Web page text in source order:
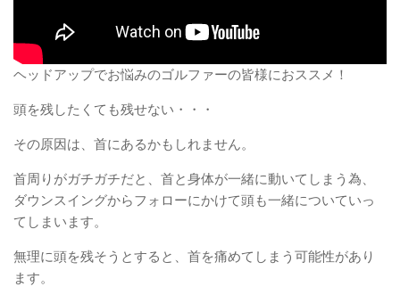
ヘッドアップでお悩みのゴルファーの皆様におススメ！
頭を残したくても残せない・・・
その原因は、首にあるかもしれません。
首周りがガチガチだと、首と身体が一緒に動いてしまう為、
ダウンスイングからフォローにかけて頭も一緒についていっ
てしまいます。
無理に頭を残そうとすると、首を痛めてしまう可能性があり
ます。